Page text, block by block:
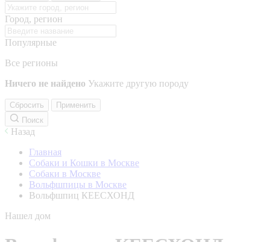
Город, регион
Популярные
Все регионы
Ничего не найдено Укажите другую породу
Сбросить
Применить
Поиск
Назад
Главная
Собаки и Кошки в Москве
Собаки в Москве
Вольфшпицы в Москве
Вольфшпиц КЕЕСХОНД
Нашел дом